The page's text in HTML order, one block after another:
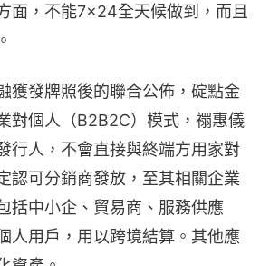
面，不能7×24全天候做到，而且
獲發牌照後的聯合公佈，碇點金
對個人（B2B2C）模式，禤惠儀
行人，不會直接與終端方用家對
認可分銷商發放，至其相關企業
括中小企、貿易商、服務供應
人用戶，用以跨境結算。其他應